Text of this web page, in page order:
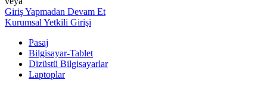
Giriş Yapmadan Devam Et
Kurumsal Yetkili Girişi
Pasaj
Bilgisayar-Tablet
Dizüstü Bilgisayarlar
Laptoplar